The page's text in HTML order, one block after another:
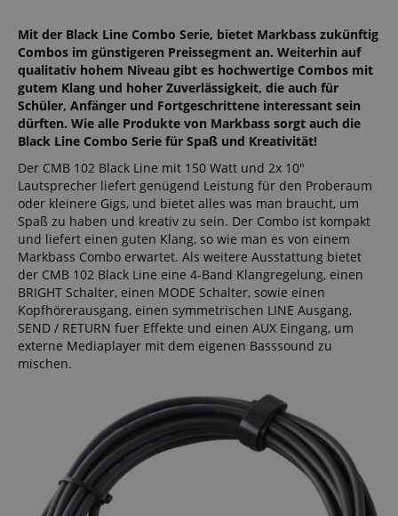
Mit der Black Line Combo Serie, bietet Markbass zukünftig
Combos im günstigeren Preissegment an. Weiterhin auf
qualitativ hohem Niveau gibt es hochwertige Combos mit
gutem Klang und hoher Zuverlässigkeit, die auch für
Schüler, Anfänger und Fortgeschrittene interessant sein
dürften. Wie alle Produkte von Markbass sorgt auch die
Black Line Combo Serie für Spaß und Kreativität!
Der CMB 102 Black Line mit 150 Watt und 2x 10"
Lautsprecher liefert genügend Leistung für den Proberaum
oder kleinere Gigs, und bietet alles was man braucht, um
Spaß zu haben und kreativ zu sein. Der Combo ist kompakt
und liefert einen guten Klang, so wie man es von einem
Markbass Combo erwartet. Als weitere Ausstattung bietet
der CMB 102 Black Line eine 4-Band Klangregelung, einen
BRIGHT Schalter, einen MODE Schalter, sowie einen
Kopfhörerausgang, einen symmetrischen LINE Ausgang,
SEND / RETURN fuer Effekte und einen AUX Eingang, um
externe Mediaplayer mit dem eigenen Basssound zu
mischen.